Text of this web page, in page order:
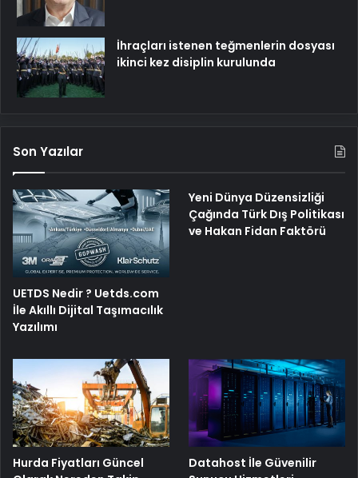
İhraçları istenen teğmenlerin dosyası
ikinci kez disiplin kurulunda
Son Yazılar
UETDS Nedir ? Uetds.com
İle Akıllı Dijital Taşımacılık
Yazılımı
Yeni Dünya Düzensizliği
Çağında Türk Dış Politikası
ve Hakan Fidan Faktörü
Hurda Fiyatları Güncel
Datahost İle Güvenilir